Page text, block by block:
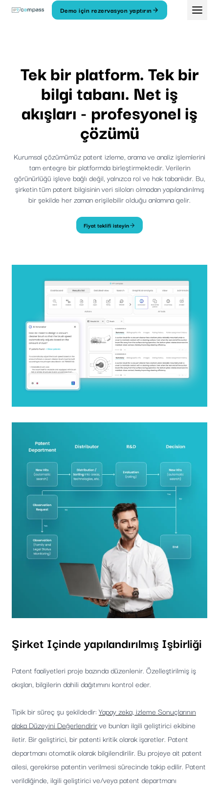
İçeriğe
Demo için rezervasyon yaptırın
Tek bir platform. Tek bir
bilgi tabanı. Net iş
akışları - profesyonel iş
çözümü
Kurumsal çözümümüz patent izleme, arama ve analiz işlemlerini
tam entegre bir platformda birleştirmektedir. Verilerin
görünürlüğü işleve bağlı değil, yalnızca rol ve hak tabanlıdır. Bu,
şirketin tüm patent bilgisinin veri siloları olmadan yapılandırılmış
bir şekilde her zaman erişilebilir olduğu anlamına gelir.
Fiyat teklifi isteyin
Şirket Içinde yapılandırılmış Işbirliği
Patent faaliyetleri proje bazında düzenlenir. Özelleştirilmiş iş
akışları, bilgilerin dahili dağıtımını kontrol eder.
Tipik bir süreç şu şekildedir: Yapay zeka, izleme Sonuçlarının
alaka Düzeyini Değerlendirirve bunları ilgili geliştirici ekibine
iletir. Bir geliştirici, bir patenti kritik olarak işaretler. Patent
departmanı otomatik olarak bilgilendirilir. Bu projeye ait patent
ailesi, gerekirse patentin verilmesi sürecinde takip edilir. Patent
verildiğinde, ilgili geliştirici ve/veya patent departmanı